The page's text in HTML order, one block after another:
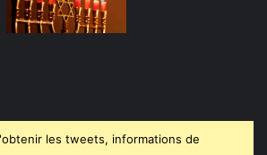
les tweets, informations de